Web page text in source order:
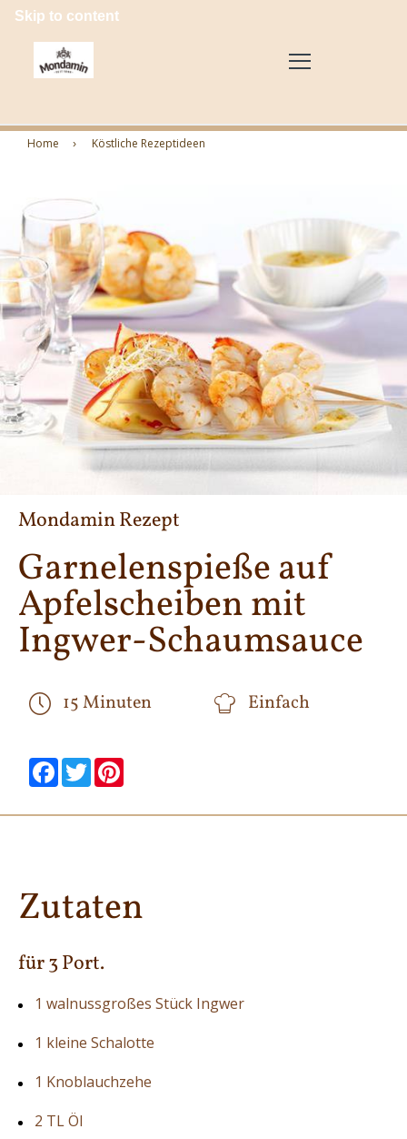
Skip to content
Home Köstliche Rezeptideen
Mondamin Rezept
Garnelenspieße auf
Apfelscheiben mit
Ingwer-Schaumsauce
15 Minuten Einfach
null
Facebook
null null
Twitter
null null
null
Zutaten
für 3 Port.
1 walnussgroßes Stück Ingwer
1 kleine Schalotte
1 Knoblauchzehe
2 TL Öl